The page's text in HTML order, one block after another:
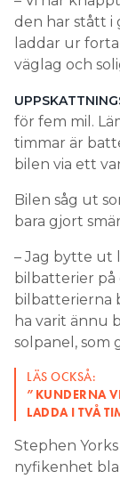
den har stått i
laddar ur
väglag och
för fem mil.
timmar är
bilen via ett
Bilen såg ut
bara gjort
– Jag bytte ut
bilbatterier på
bilbatterierna
ha varit ännu
solpanel, som
LÄS OCKSÅ:
”KUNDERNA
LADDA I TVÅ
Stephen
nyfikenhet